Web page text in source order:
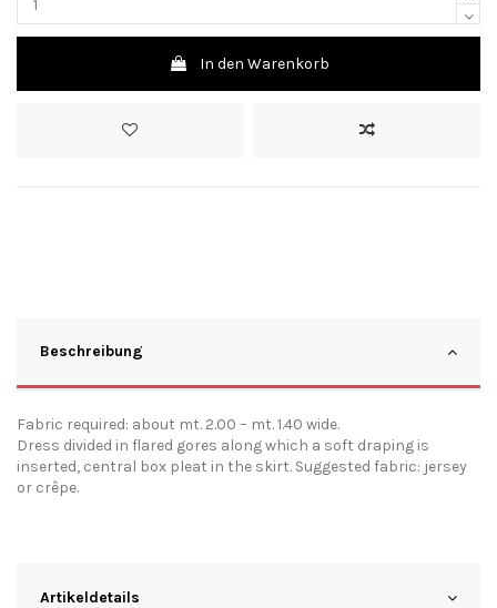
In den Warenkorb
Beschreibung
Fabric required: about mt. 2.00 – mt. 1.40 wide.
Dress divided in flared gores along which a soft draping is
inserted, central box pleat in the skirt. Suggested fabric: jersey
or crêpe.
Artikeldetails